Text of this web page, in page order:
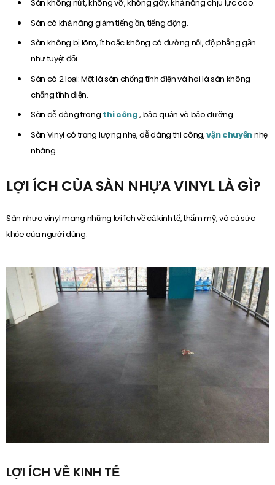
Sàn không nứt, không vỡ, không gãy, khả năng chịu lực cao.
Sàn có khả năng giảm tiếng ồn, tiếng động.
Sàn không bị lõm, ít hoặc không có đường nối, độ phẳng gần
như tuyệt đối.
Sàn có 2 loại: Một là sàn chống tĩnh điện và hai là sàn không
chống tĩnh điện.
Sàn dễ dàng trong thi công, bảo quản và bảo dưỡng.
Sàn Vinyl có trọng lượng nhẹ, dễ dàng thi công,vận chuyểnnhẹ
nhàng.
LỢI ÍCH CỦA SÀN NHỰA VINYL LÀ GÌ?
Sàn nhựa vinyl mang những lợi ích về cả kinh tế, thẩm mỹ, và cả sức
khỏe của người dùng:
LỢI ÍCH VỀ KINH TẾ